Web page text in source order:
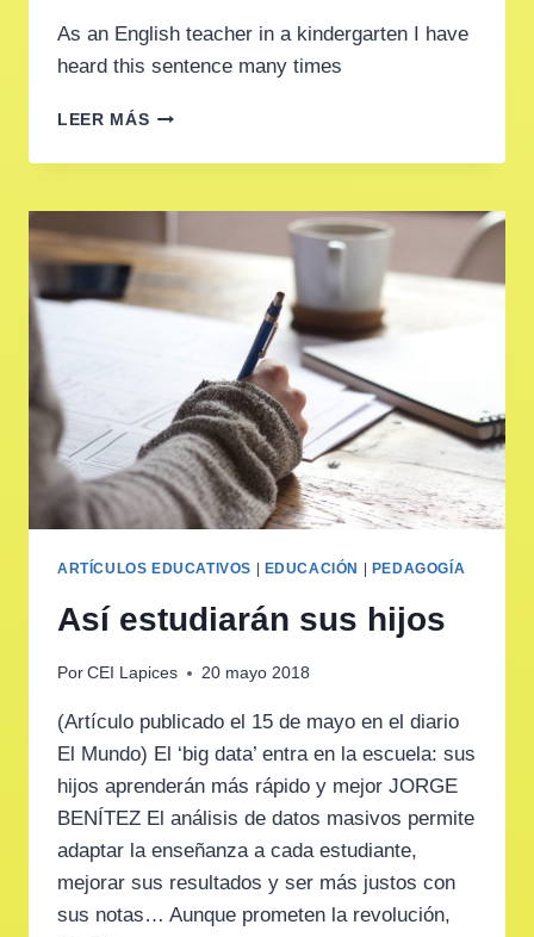
As an English teacher in a kindergarten I have
heard this sentence many times
LEER MÁS“SOMETIMES
SPEAKS,
I
DON’T
UNDERSTAND
HIM,
I
SPEAKS
IN
“HIS
ENGLISH”.
ARTÍCULOS EDUCATIVOS EDUCACIÓN PEDAGOGÍA
Así estudiarán sus hijos
Por CEI Lapices 20 mayo 2018
(Artículo publicado el 15 de mayo en el diario
El Mundo) El ‘big data’ entra en la escuela: sus
hijos aprenderán más rápido y mejor JORGE
BENÍTEZ El análisis de datos masivos permite
adaptar la enseñanza a cada estudiante,
mejorar sus resultados y ser más justos con
sus notas… Aunque prometen la revolución,